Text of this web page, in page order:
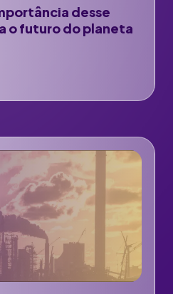
desse
o futuro do planeta